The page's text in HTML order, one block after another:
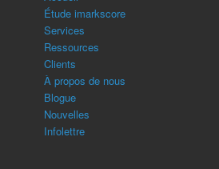
Étude imarkscore
Services
Ressources
Clients
À propos de nous
Blogue
Nouvelles
Infolettre